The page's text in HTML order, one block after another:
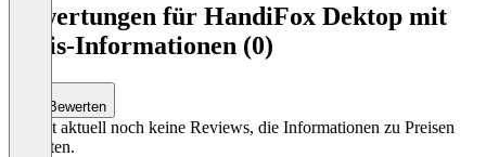
Bewertungen für HandiFox Dektop mit
Preis-Informationen (0)
Bewerten
Es gibt aktuell noch keine Reviews, die Informationen zu Preisen
enthalten.